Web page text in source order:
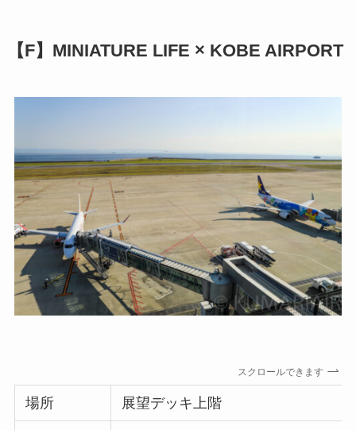
【F】MINIATURE LIFE × KOBE AIRPORT
スクロールできます
場所 展望デッキ上階